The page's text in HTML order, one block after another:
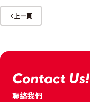
上一頁
Contact Us!
聯絡我們